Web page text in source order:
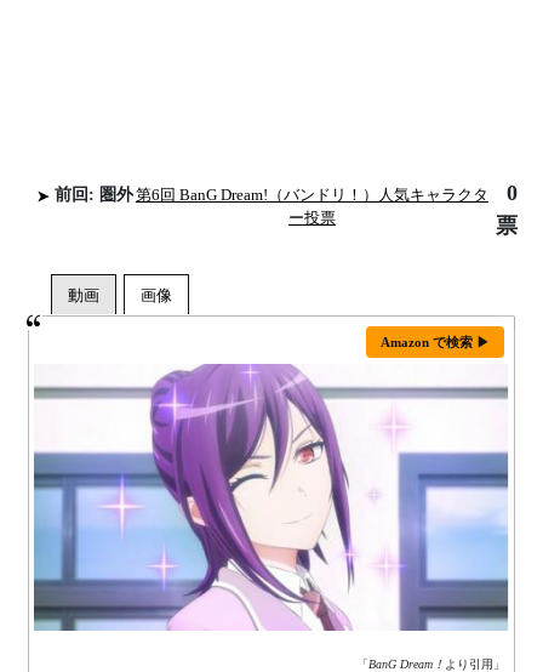
前回: 圏外第6回 BanG Dream!（バンドリ！）人気キャラクタ
ー投票
0
票
Amazon で検索 ▶
「BanG Dream！ より引用」